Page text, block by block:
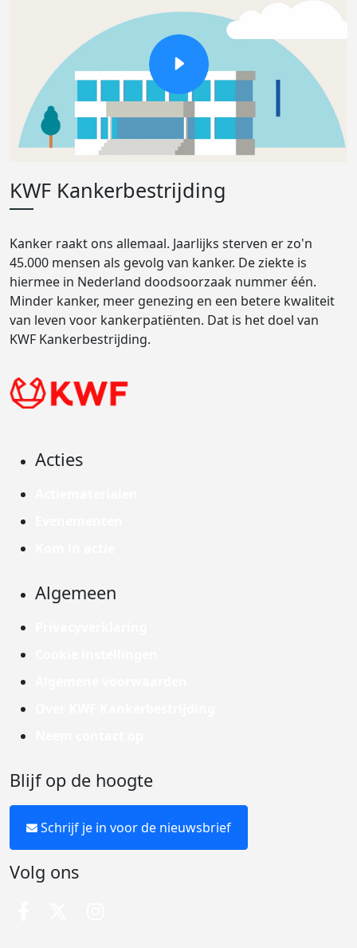
KWF Kankerbestrijding
Kanker raakt ons allemaal. Jaarlijks sterven er zo'n
45.000 mensen als gevolg van kanker. De ziekte is
hiermee in Nederland doodsoorzaak nummer één.
Minder kanker, meer genezing en een betere kwaliteit
van leven voor kankerpatiënten. Dat is het doel van
KWF Kankerbestrijding.
Acties
Algemeen
Blijf op de hoogte
Schrijf je in voor de nieuwsbrief
Volg ons